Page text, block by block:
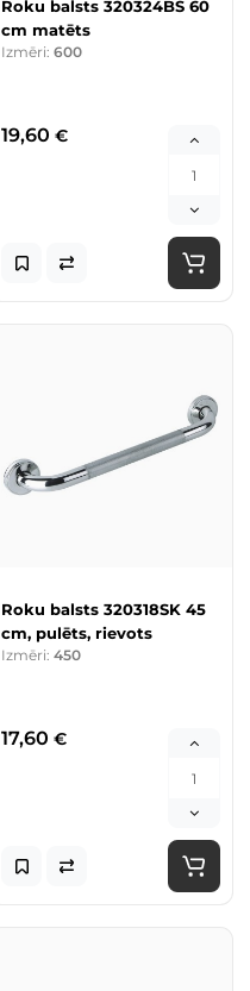
Roku balsts 320324BS 60
cm matēts
Izmēri: 600
19,60 €
Roku balsts 320318SK 45
cm, pulēts, rievots
Izmēri: 450
17,60 €